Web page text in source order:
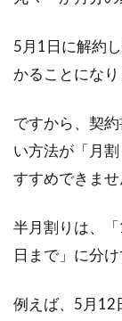
5月1日に解約
かることになり
ですから、契
い方法が「月
すすめできませ
半月割りは、
日まで」に分け
例えば、5月12